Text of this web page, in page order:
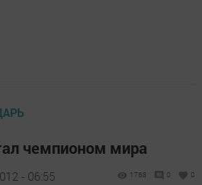
чемпионом мира
- 06:55 1768 0 0